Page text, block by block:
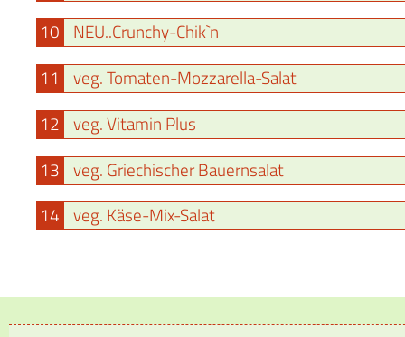
10
NEU..Crunchy-Chik`n
11
veg. Tomaten-Mozzarella-Salat
12 veg. Vitamin Plus
13 veg. Griechischer Bauernsalat
14 veg. Käse-Mix-Salat